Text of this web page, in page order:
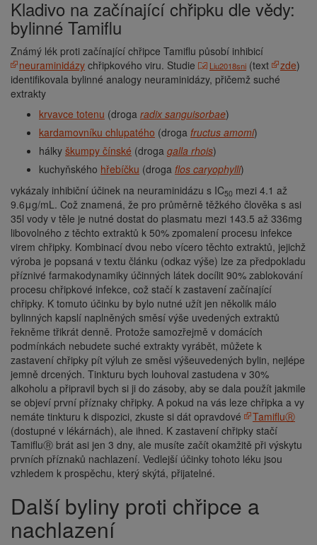
Kladivo na začínající chřipku dle vědy:
bylinné Tamiflu
Známý lék proti začínající chřipce Tamiflu působí inhibicí
neuraminidázy chřipkového viru. Studie Liu2018sni (text zde)
identifikovala bylinné analogy neuraminidázy, přičemž suché
extrakty
krvavce totenu (droga radix sanguisorbae)
kardamovníku chlupatého (droga fructus amomi)
hálky škumpy čínské (droga galla rhois)
kuchyňského hřebíčku (droga flos caryophylli)
vykázaly inhibiční účinek na neuraminidázu s IC50 mezi 4.1 až
9.6μg/mL. Což znamená, že pro průměrně těžkého člověka s asi
35l vody v těle je nutné dostat do plasmatu mezi 143.5 až 336mg
libovolného z těchto extraktů k 50% zpomalení procesu infekce
virem chřipky. Kombinací dvou nebo vícero těchto extraktů, jejichž
výroba je popsaná v textu článku (odkaz výše) lze za předpokladu
příznivé farmakodynamiky účinných látek docílit 90% zablokování
procesu chřipkové infekce, což stačí k zastavení začínající
chřipky. K tomuto účinku by bylo nutné užít jen několik málo
bylinných kapslí naplněných směsí výše uvedených extraktů
řekněme třikrát denně. Protože samozřejmě v domácích
podmínkách nebudete suché extrakty vyrábět, můžete k
zastavení chřipky pít výluh ze směsi výšeuvedených bylin, nejlépe
jemně drcených. Tinkturu bych louhoval zastudena v 30%
alkoholu a připravil bych si ji do zásoby, aby se dala použít jakmile
se objeví první příznaky chřipky. A pokud na vás leze chřipka a vy
nemáte tinkturu k dispozici, zkuste si dát opravdové
TamifluⓇ
(dostupné v lékárnách), ale ihned. K zastavení chřipky stačí
TamifluⓇ brát asi jen 3 dny, ale musíte začít okamžitě při výskytu
prvních příznaků nachlazení. Vedlejší účinky tohoto léku jsou
vzhledem k prospěchu, který skýtá, přijatelné.
Další byliny proti chřipce a
nachlazení